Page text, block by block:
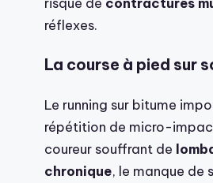
réflexes.
La course à pied sur
Le running sur bitume
répétition de micro-
coureur souffrant de
chronique, le manque de